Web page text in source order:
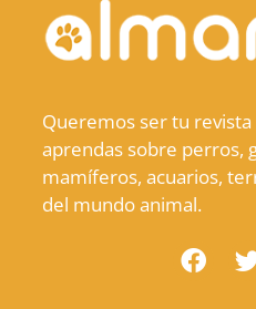
Queremos ser tu
aprendas sobre perros,
mamíferos, acuarios,
del mundo animal.